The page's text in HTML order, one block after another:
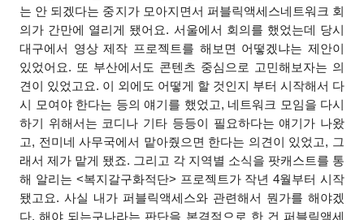
는 안 되겠다는 중지가 모아지면서 퍼블릭액세스네트워크 회
의가 간만에 열리게 됐어요. 서울에서 회의를 했었는데 당시
대구에서 영상 제작 프로젝트를 해보면 어떻겠냐는 제안이
있었어요. 또 부산에서도 콘텐츠 중심으로 고민해보자는 의
견이 있었고요. 이 외에도 어떻게 할 것인지 부터 시작해서 다
시 모여야 한다는 등의 얘기를 했었고, 네트워크 모임을 다시
하기 위해서는 코디나 기타 등등이 필요하다는 얘기가 나왔
고, 전미네 사무국에서 맡아줬으면 한다는 의견이 있었고, 그
래서 제가 맡게 됐죠. 그리고 각 지역별 소식을 팟캐스트를 통
해 알리는 <복지갈구화적단> 프로젝트가 작년 4월부터 시작
됐고요. 사실 내가 퍼블릭액세스와 관련해서 뭔가를 해야겠
다, 해야 되는구나라는 판단을 본격적으로 한 건 퍼블릭액세